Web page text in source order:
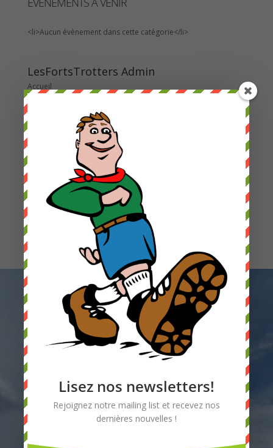
<li>Aucun évènement dans cette catégorie</li>
LesFortsTrotters Admin
Accueil
A propos
Programme Saison 25-26
Assisté : création événement
Assisté : Gérer les réservations
Assisté : création Newsletters
Les Courses de la Colline
Laissez-nous un message
Lisez nos newsletters!
Rejoignez notre mailing list et recevez nos
dernières nouvelles !